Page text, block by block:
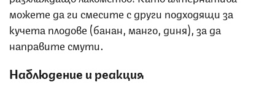
можете да ги смесите с други подходящи за
кучета плодове (банан, манго, диня), за да
направите смути.
Наблюдение и реакция